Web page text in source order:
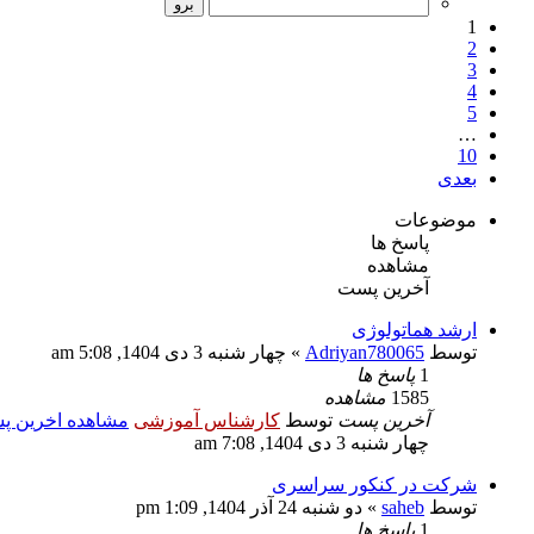
1
2
3
4
5
…
10
بعدی
موضوعات
پاسخ ها
مشاهده
آخرین پست
ارشد هماتولوژی
توسط Adriyan780065 » چهار شنبه 3 دی 1404, 5:08 am
1 پاسخ ها
1585 مشاهده
آخرین پست توسط کارشناس آموزشی مشاهده اخرین
چهار شنبه 3 دی 1404, 7:08 am
شرکت در کنکور سراسری
توسط saheb » دو شنبه 24 آذر 1404, 1:09 pm
1 پاسخ ها